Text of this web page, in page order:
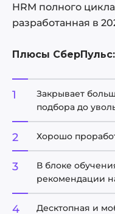
HRM полного
разработанная в
Плюсы СберПульс:
Закрывает
подбора до
Хорошо
В блоке
рекомендации
Десктопная и